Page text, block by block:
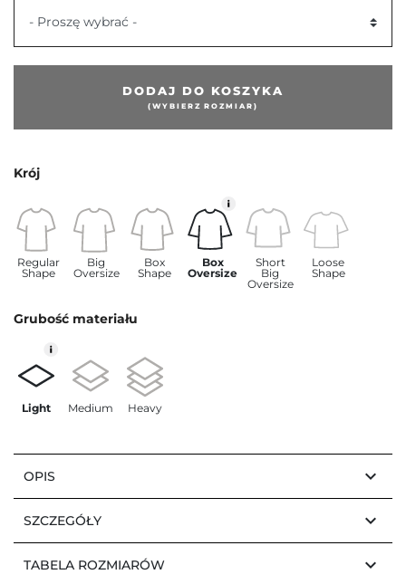
- Proszę wybrać -
DODAJ DO KOSZYKA
(WYBIERZ ROZMIAR)
Krój
Regular
Shape
Big
Oversize
Box
Shape
Box
Oversize
Short
Big
Oversize
Loose
Shape
Grubość materiału
Light Medium Heavy
OPIS keyboard_arrow_down
SZCZEGÓŁY keyboard_arrow_down
TABELA ROZMIARÓW keyboard_arrow_down